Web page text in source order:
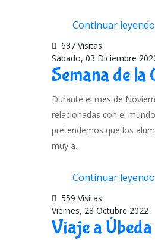
Continuar leyendo
637 Visitas
Sábado, 03 Diciembre
Semana de
Durante el mes de
relacionadas con el
pretendemos que los
muy a...
Continuar leyendo
559 Visitas
Viernes, 28 Octubre 2022
Viaje a